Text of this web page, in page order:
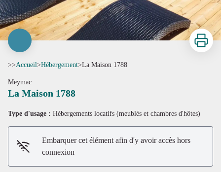
Imprimer
>>Accueil>Hébergement>La Maison 1788
Meymac
La Maison 1788
Type d'usage : Hébergements locatifs (meublés et chambres d'hôtes)
Embarquer cet élément afin d'y avoir accès hors
connexion